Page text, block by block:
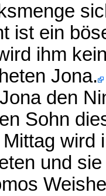
ist ein
ihm
Jona.
den
Sohn
wird
und